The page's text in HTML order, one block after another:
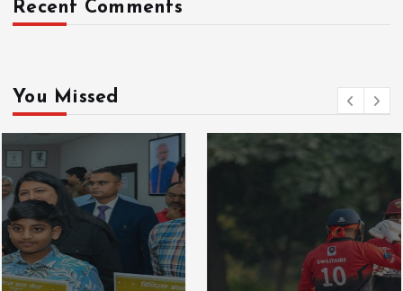
Recent Comments
You Missed